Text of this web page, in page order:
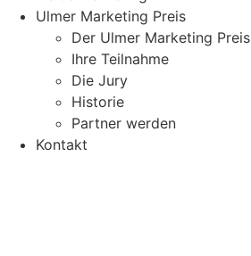
Ulmer Marketing Preis
Der Ulmer Marketing Preis
Ihre Teilnahme
Die Jury
Historie
Partner werden
Kontakt